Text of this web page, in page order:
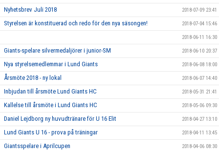
Nyhetsbrev Juli 2018 2018-07-09 23:41
Styrelsen är konstituerad och redo för den nya säsongen! 2018-07-04 15:46
2018-06-11 16:30
Giants-spelare silvermedaljörer i junior-SM 2018-06-10 20:37
Nya styrelsemedlemmar i Lund Giants 2018-06-08 18:00
Årsmöte 2018 - ny lokal 2018-06-07 14:40
Inbjudan till årsmöte Lund Giants HC 2018-05-31 21:41
Kallelse till årsmöte i Lund Giants HC 2018-05-06 09:30
Daniel Lejdborg ny huvudtränare för U 16 Elit 2018-04-27 13:10
Lund Giants U 16 - prova på träningar 2018-04-11 13:45
Giantsspelare i Aprilcupen 2018-04-06 08:30